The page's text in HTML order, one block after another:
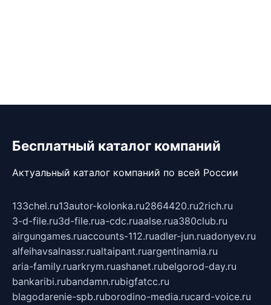
Бесплатный каталог компаний
Актуальный каталог компаний по всей России
133chel.ru13autor-kolonka.ru2864420.ru2rich.ru
3-d-file.ru3d-file.rua-cdc.ruaalse.rua380club.ru
airgungames.ruaccounts-112.ruadler-jun.ruadonyev.ru
alfeihavsalnassr.rualtaipant.ruargentinamia.ru
aria-family.ruarkrym.ruashanet.rubelgorod-day.ru
bankaribi.rubandamn.rubigfatcc.ru
blagodarenie-spb.ruborodino-media.rucard-voice.ru